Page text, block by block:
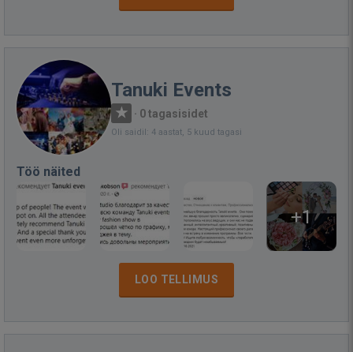
Tanuki Events
· 0 tagasisidet
Oli saidil: 4 aastat, 5 kuud tagasi
Töö näited
+1
LOO TELLIMUS